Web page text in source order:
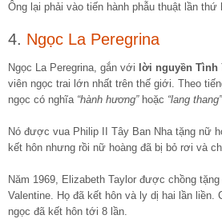
Ông lại phải vào tiến hành phẫu thuật lần thứ
4. Ngọc La Peregrina
Ngọc La Peregrina, gắn với lời nguyền Tình
viên ngọc trai lớn nhất trên thế giới. Theo
ngọc có nghĩa “hành hương” hoặc “lang
Nó được vua Philip II Tây Ban Nha tặng nữ
kết hôn nhưng rồi nữ hoàng đã bị bỏ rơi và
Năm 1969, Elizabeth Taylor được chồng
Valentine. Họ đã kết hôn và ly dị hai lần liền.
ngọc đã kết hôn tới 8 lần.